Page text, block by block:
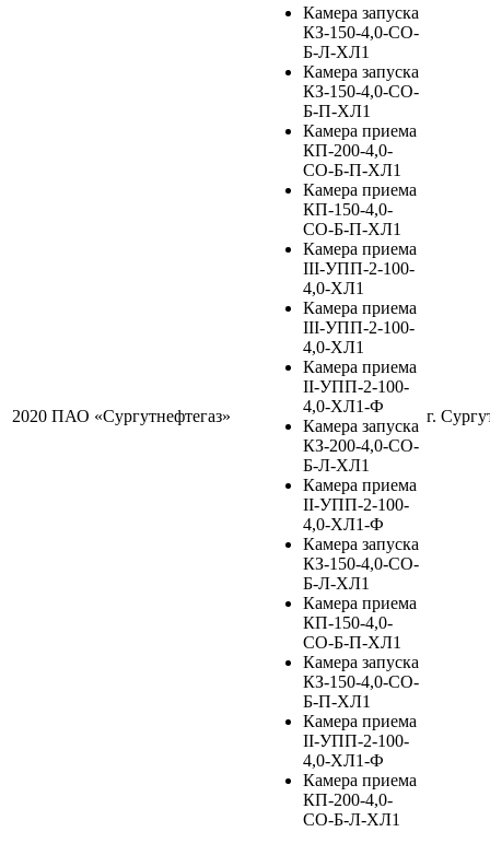
2020 ПАО «Сургутнефтегаз»
Камера запуска
КЗ-150-4,0-СО-
Б-Л-ХЛ1
Камера запуска
КЗ-150-4,0-СО-
Б-П-ХЛ1
Камера приема
КП-200-4,0-
СО-Б-П-ХЛ1
Камера приема
КП-150-4,0-
СО-Б-П-ХЛ1
Камера приема
III-УПП-2-100-
4,0-ХЛ1
Камера приема
III-УПП-2-100-
4,0-ХЛ1
Камера приема
II-УПП-2-100-
4,0-ХЛ1-Ф
Камера запуска
КЗ-200-4,0-СО-
Б-Л-ХЛ1
Камера приема
II-УПП-2-100-
4,0-ХЛ1-Ф
Камера запуска
КЗ-150-4,0-СО-
Б-Л-ХЛ1
Камера приема
КП-150-4,0-
СО-Б-П-ХЛ1
Камера запуска
КЗ-150-4,0-СО-
Б-П-ХЛ1
Камера приема
II-УПП-2-100-
4,0-ХЛ1-Ф
Камера приема
КП-200-4,0-
СО-Б-Л-ХЛ1
г.